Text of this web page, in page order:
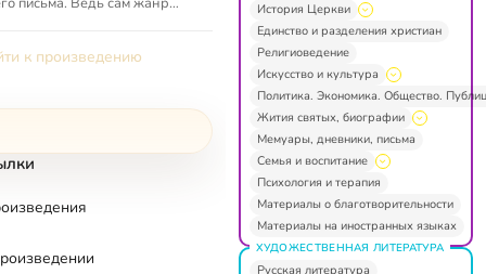
к произведению
История Церкви
Единство и разделения христиан
Религиоведение
Искусство и культура
Политика. Экономика. Общество.
Жития святых, биографии
Мемуары, дневники, письма
Семья и воспитание
Психология и терапия
Материалы о благотворительности
Материалы на иностранных языках
ХУДОЖЕСТВЕННАЯ ЛИТЕРАТУРА
Русская литература